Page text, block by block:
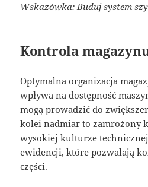
Wskazówka: Buduj system
Kontrola
Optymalna organizacja
wpływa na dostępność
mogą prowadzić do
kolei nadmiar to zamrożony
wysokiej kulturze
ewidencji, które pozwalają
części.